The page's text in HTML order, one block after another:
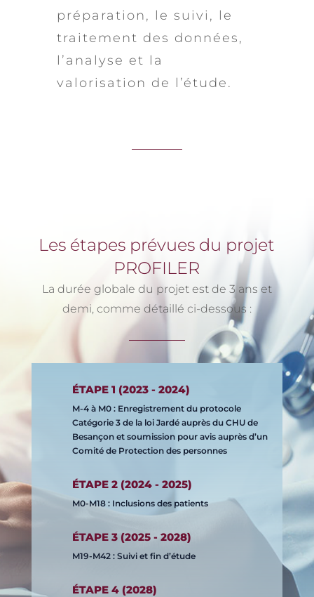
préparation, le suivi, le
traitement des données,
l’analyse et la
valorisation de l’étude.
Les étapes prévues du projet
PROFILER
La durée globale du projet est de 3 ans et
demi, comme détaillé ci-dessous :
ÉTAPE 1 (2023 - 2024)
M-4 à M0 : Enregistrement du protocole
Catégorie 3 de la loi Jardé auprès du CHU de
Besançon et soumission pour avis auprès d’un
Comité de Protection des personnes
ÉTAPE 2 (2024 - 2025)
M0-M18 : Inclusions des patients
ÉTAPE 3 (2025 - 2028)
M19-M42 :Suivi et fin d’étude
ÉTAPE 4 (2028)